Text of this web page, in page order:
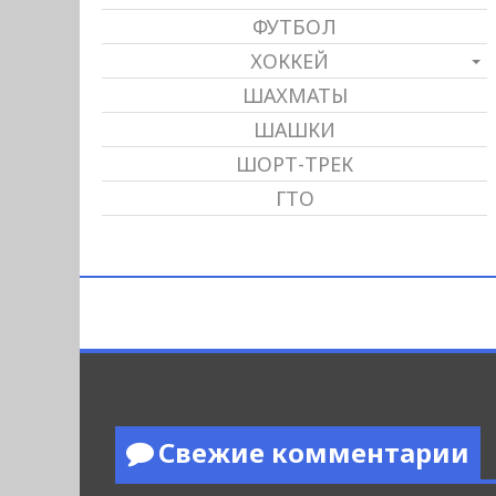
ФУТБОЛ
ХОККЕЙ
ШАХМАТЫ
ШАШКИ
ШОРТ-ТРЕК
ГТО
Свежие комментарии